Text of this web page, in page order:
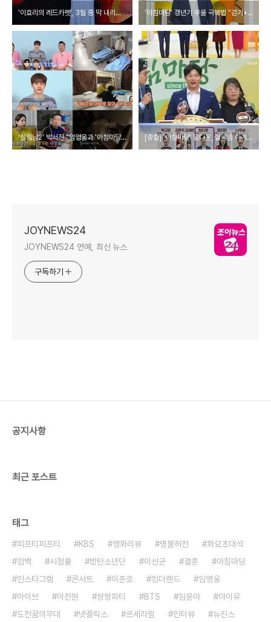
'이효리의 레드카펫', 3월 중 막 내리나…KBS "확인불가, 협의중" '아침마당' 갱년기 우울 극복법 "걷기+명상+요가, 큰 도움 받을 것"
'살림남2' 박서진 "임영웅과 '아침마당' 인연…PD 뿌듯해해" [종합] '아침마당' 임다운, 혈액암 이겨내고 '도전 꿈의 무대' 3승
JOYNEWS24
JOYNEWS24 연예, 최신 뉴스
구독하기
공지사항
최근 포스트
태그
피프티피프티 KBS 영화리뷰 명불허전
화요초대석
컴백
시청률 방탄소년단 이선균 결혼
아침마당
인스타그램
콘서트 이준호 킹더랜드
임영웅
아이브
이찬원 쌍쌍파티 BTS 임윤아
아이유
도전꿈의무대
넷플릭스 르세라핌 인터뷰 뉴진스